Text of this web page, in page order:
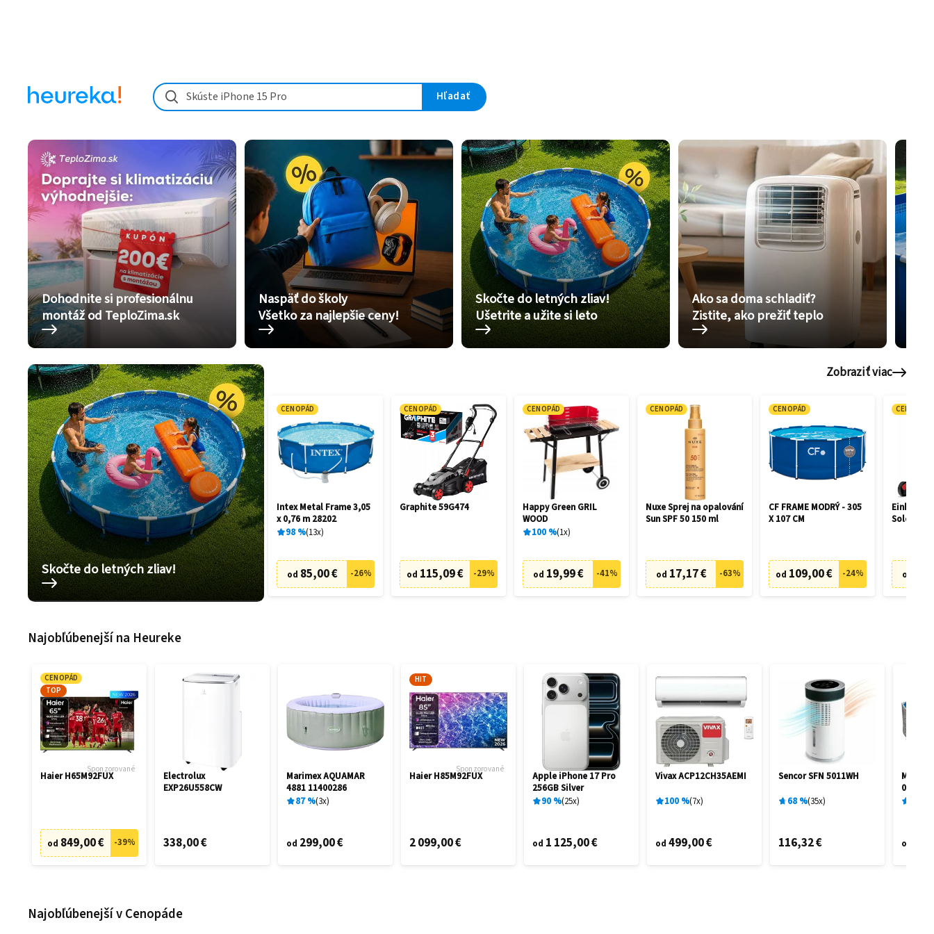
Skúste iPhone 15 Pro Hľadať
Dohodnite si profesionálnu
montáž od TeploZima.sk
Naspäť do školy
Všetko za najlepšie ceny!
Skočte do letných zliav!
Ušetrite a užite si leto
Ako sa doma schladiť?
Zistite, ako prežiť teplo
Skočte do letných zliav!
Zobraziť viac
CENOPÁD
Intex Metal Frame 3,05
x 0,76 m 28202
98 % 13x
od 85,00 € -26%
CENOPÁD
Graphite 59G474
od 115,09 € -29%
CENOPÁD
Happy Green GRIL
WOOD
100 % 1x
od 19,99 € -41%
CENOPÁD
Nuxe Sprej na opalování
Sun SPF 50 150 ml
od 17,17 € -63%
CENOPÁD
CF FRAME MODRÝ - 305
X 107 CM
od 109,00 € -24%
CENOPÁD
Einhell
Solo
od
Najobľúbenejší na Heureke
CENOPÁD
TOP
Sponzorované
Haier H65M92FUX
od 849,00 € -39%
Electrolux
EXP26U558CW
338,00 €
Marimex AQUAMAR
4881 11400286
87% 3x
od 299,00 €
HIT
Sponzorované
Haier H85M92FUX
2 099,00 €
Apple iPhone 17 Pro
256GB Silver
90 % 25x
od 1 125,00 €
Vivax ACP12CH35AEMI
100 % 7x
od 499,00 €
Sencor SFN 5011WH
68 % 35x
116,32 €
0,91 M
od
Najobľúbenejší v Cenopáde